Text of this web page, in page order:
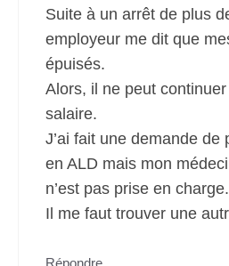
Suite à un arrêt de plus
employeur me dit que
épuisés.
Alors, il ne peut
salaire.
J’ai fait une demande de
en ALD mais mon
n’est pas prise en charge.
Il me faut trouver une
Répondre